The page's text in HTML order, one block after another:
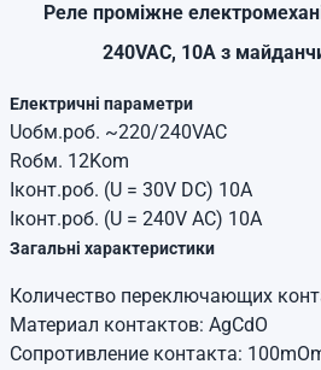
Реле проміжне
240VAC, 10A з
Електричні параметри
Uобм.роб. ~220/240VAC
Rобм. 12Kom
Іконт.роб. (U = 30V DC) 10A
Іконт.роб. (U = 240V AC) 10A
Загальні характеристики
Количество переключающих
Материал контактов: AgCdO
Сопротивление контакта: